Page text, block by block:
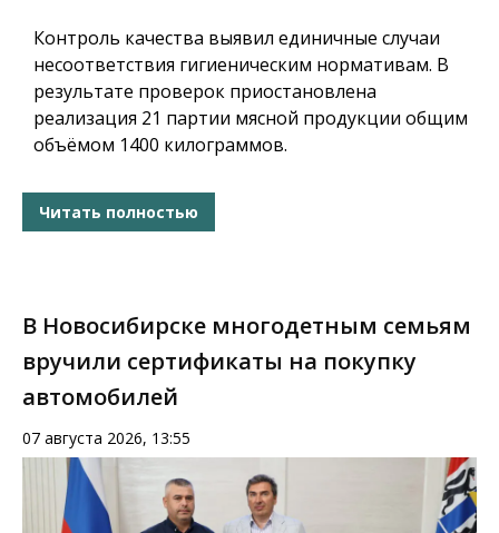
Контроль качества выявил единичные случаи
несоответствия гигиеническим нормативам. В
результате проверок приостановлена
реализация 21 партии мясной продукции общим
объёмом 1400 килограммов.
Читать полностью
В Новосибирске многодетным семьям
вручили сертификаты на покупку
автомобилей
07 августа 2026, 13:55